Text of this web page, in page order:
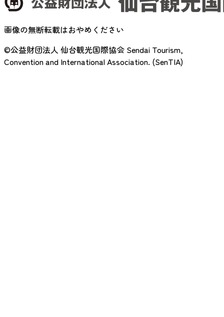
画像の無断転載はおやめください
©公益財団法人 仙台観光国際協会 Sendai Tourism,
Convention and International Association. (SenTIA)